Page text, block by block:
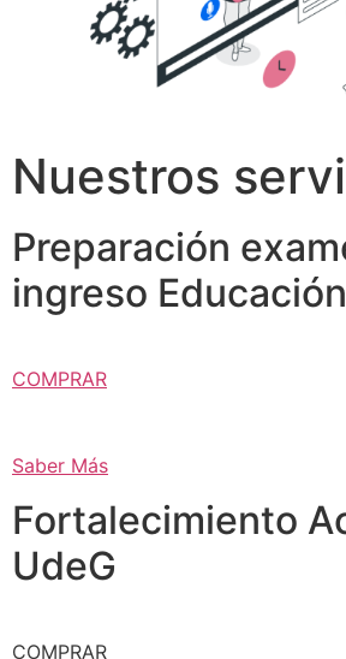
Nuestros
Preparación
ingreso
COMPRAR
Saber Más
Fortalecimiento
UdeG
COMPRAR